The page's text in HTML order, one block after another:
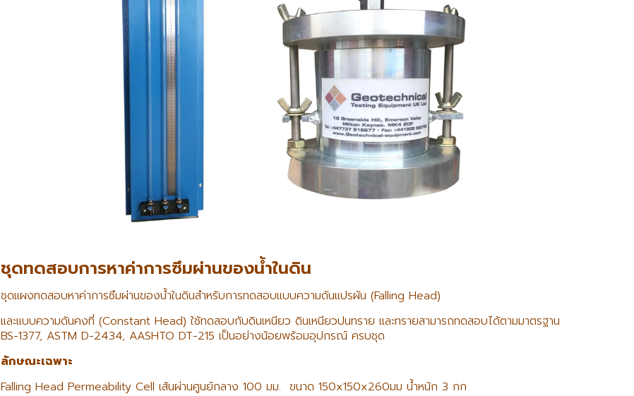
ชุดทดสอบการหาค่าการซึมผ่านของน้ำในดิน
ชุดแผงทดสอบหาค่าการซึมผ่านของน้ำในดินสำหรับการทดสอบแบบความดันแปรผัน (Falling Head)
และแบบความดันคงที่ (Constant Head) ใช้ทดสอบกับดินเหนียว ดินเหนียวปนทราย และทรายสามารถทดสอบได้ตามมาตรฐาน
BS-1377, ASTM D-2434, AASHTO DT-215 เป็นอย่างน้อยพร้อมอุปกรณ์ ครบชุด
ลักษณะเฉพาะ
Falling Head Permeability Cell เส้นผ่านศูนย์กลาง 100 มม. ขนาด 150x150x260มม น้ำหนัก 3 กก